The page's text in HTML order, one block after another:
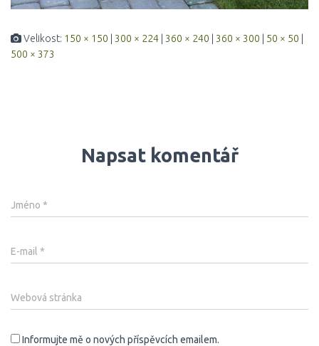
Velikost: 150 × 150 300 × 224 360 × 240 360 × 300 50 × 50
500 × 373
Napsat komentář
Jméno *
E-mail *
Webová stránka
Informujte mě o nových příspěvcích emailem.